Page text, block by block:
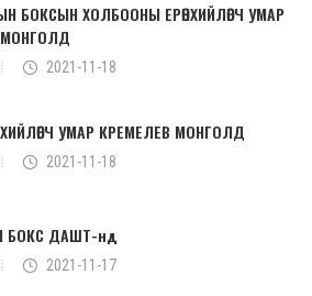
БОКСЫН ХОЛБООНЫ ЕРӨНХИЙЛӨГЧ УМАР
2021-11-18
УМАР КРЕМЕЛЕВ МОНГОЛД
2021-11-18
БОКС ДАШТ-нд
2021-11-17